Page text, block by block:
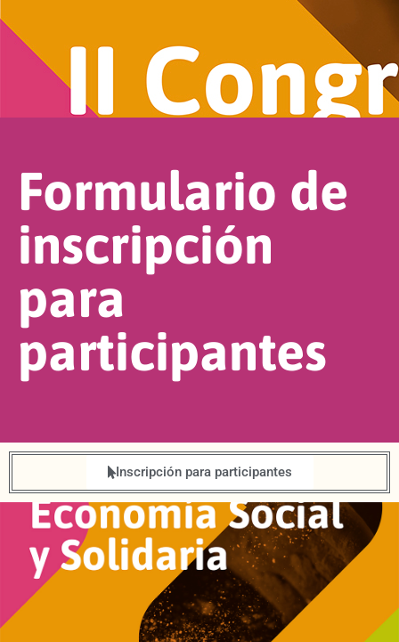
Formulario de
inscripción
para
participantes
Inscripción para participantes